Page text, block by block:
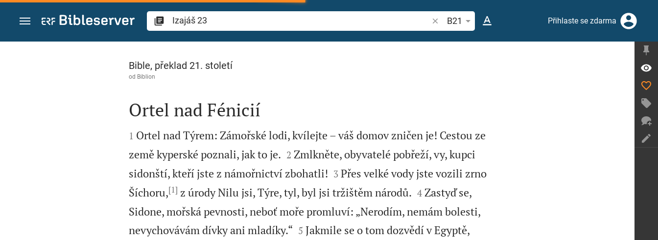
Přejít na obsah
Vyhledat biblický verš nebo slovo
B21 Přihlaste se zdarma
Izajáš 23
Bible, překlad 21. století
od Biblion

Ortel nad Fénicií

1 Ortel nad Týrem: Zámořské lodi, kvílejte – váš domov zničen je! Cestou ze
země kyperské poznali, jak to je.
2 Zmlkněte, obyvatelé pobřeží, vy, kupci
sidonští, kteří jste z námořnictví zbohatli!
3 Přes velké vody jste vozili zrno
Šíchoru,[1] z úrody Nilu jsi, Týre, tyl, byl jsi tržištěm národů.
4 Zastyď se,
Sidone, mořská pevnosti, neboť moře promluví: „Nerodím, nemám bolesti,
nevychovávám dívky ani mladíky.“
5 Jakmile se o tom dozvědí v Egyptě,